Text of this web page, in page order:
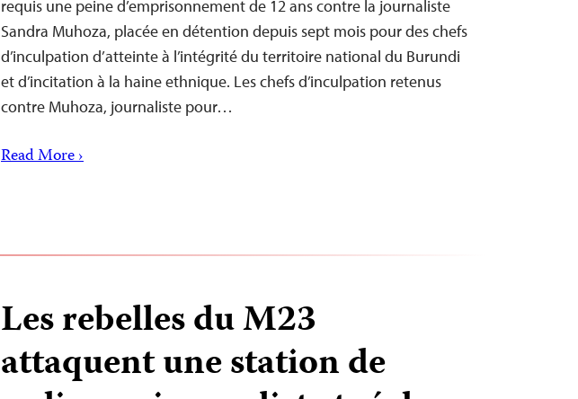
requis une peine d’emprisonnement de 12 ans contre la journaliste
Sandra Muhoza, placée en détention depuis sept mois pour des chefs
d’inculpation d’atteinte à l’intégrité du territoire national du Burundi
et d’incitation à la haine ethnique. Les chefs d’inculpation retenus
contre Muhoza, journaliste pour…
Read More ›
Les rebelles du M23
attaquent une station de